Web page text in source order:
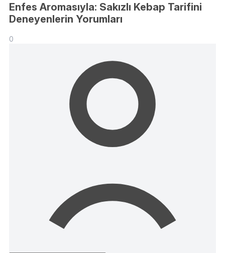
Enfes Aromasıyla: Sakızlı Kebap Tarifini
Deneyenlerin Yorumları
0